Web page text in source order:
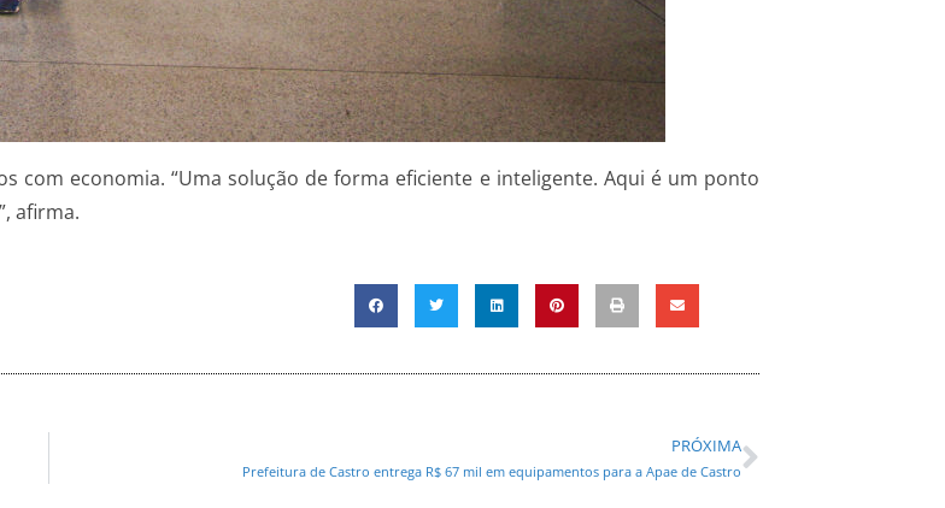
com economia. “Uma solução de forma eficiente e inteligente. Aqui é um ponto
afirma.
PRÓXIMA
Prefeitura de Castro entrega R$ 67 mil em equipamentos para a Apae de Castro